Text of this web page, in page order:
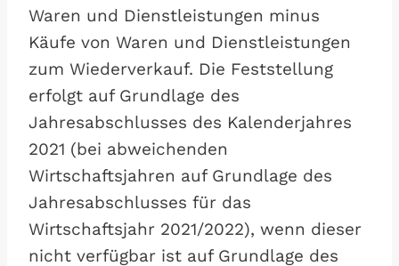
Waren und Dienstleistungen minus
Käufe von Waren und Dienstleistungen
zum Wiederverkauf. Die Feststellung
erfolgt auf Grundlage des
Jahresabschlusses des Kalenderjahres
2021 (bei abweichenden
Wirtschaftsjahren auf Grundlage des
Jahresabschlusses für das
Wirtschaftsjahr 2021/2022), wenn dieser
nicht verfügbar ist auf Grundlage des